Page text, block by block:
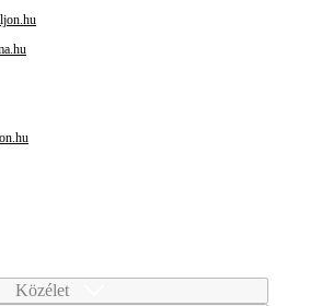
Közélet